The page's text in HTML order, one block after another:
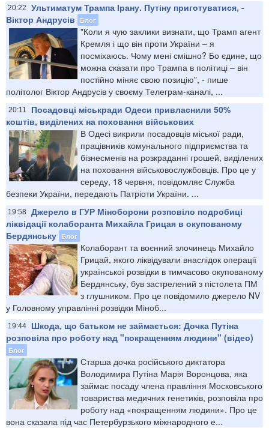
20:22
Ультиматум Трампа Ірану. Путіну приготуватися, -
Віктор Андрусів
Блог
"Коли я чую заклики визнати, що Трамп агент
Кремля і що він проти України – я
посміхаюсь. Чому мені смішно? Бо єдине, що
можна сказати про Трампа в політиці – він
постійно міняє свою позицію", - пише
політолог Віктор Андрусів у своєму Телеграм-каналі, ...
20:11
Посадовці міськради Одеси привласнили 50%
коштів, виділених на поховання військових
В Одесі викрили посадовців міської ради,
працівників комунального підприємства та
бізнесменів на розкраданні грошей, виділених
на поховання військовослужбовців. Про це у
середу, 18 червня, повідомляє Служба
безпеки України, передають Патріоти України. ...
19:58 Джерело в ГУР Міноборони розповіло подробиці
ліквідації колаборанта Михайла Грицая в окупованому
Бердянську Блог
Колаборант та воєнний злочинець Михайло
Грицай, якого ліквідували внаслідок операції
української розвідки в тимчасово окупованому
Бердянську, був застрелений з пістолета ПМ
з глушником. Про це повідомило джерело NV
у Головному управлінні розвідки Міноб...
19:44
Шкода, що батьком не займається: Дочка Путіна
розповіла про роботу над "покращенням людини" (відео)
Блог
Старша дочка російського диктатора
Володимира Путіна Марія Воронцова, яка
займає посаду члена правління Московського
товариства медичних генетиків, розповіла про
роботу над «покращенням людини». Про це
вона сказала під час Петербурзького міжнародного е...